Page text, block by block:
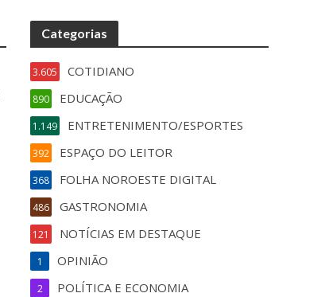
Categorias
COTIDIANO
3.605
EDUCAÇÃO
890
ENTRETENIMENTO/ESPORTES
1.149
ESPAÇO DO LEITOR
392
FOLHA NOROESTE DIGITAL
368
GASTRONOMIA
486
NOTÍCIAS EM DESTAQUE
121
OPINIÃO
1
POLÍTICA E ECONOMIA
2